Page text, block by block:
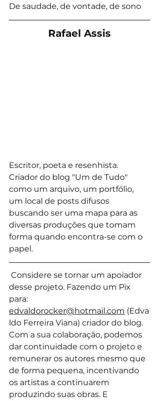
De saudade, de vontade, de sono
Rafael Assis
Escritor, poeta e resenhista.
Criador do blog "Um de Tudo"
como um arquivo, um portfólio,
um local de posts difusos
buscando ser uma mapa para as
diversas produções que tomam
forma quando encontra-se com o
papel.
Considere se tornar um apoiador
desse projeto. Fazendo um Pix
para:
edvaldorocker@hotmail.com (Edva
ldo Ferreira Viana) criador do blog.
Com a sua colaboração, podemos
dar continuidade com o projeto e
remunerar os autores mesmo que
de forma pequena, incentivando
os artistas a continuarem
produzindo suas obras. E